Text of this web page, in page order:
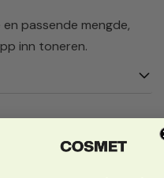
passende mengde,
inn toneren.